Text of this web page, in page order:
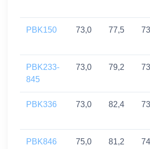
PBK150 73,0 77,5
PBK233-
845
73,0 79,2
PBK336 73,0 82,4
PBK846 75,0 81,2